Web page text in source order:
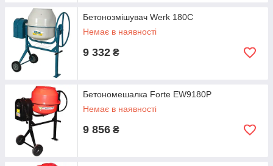
Бетонозмішувач Werk 180C
Немає в наявності
9 332 ₴
Бетономешалка Forte EW9180P
Немає в наявності
9 856 ₴